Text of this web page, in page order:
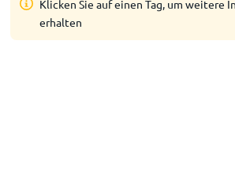
Klicken Sie auf einen Tag, um weitere
erhalten